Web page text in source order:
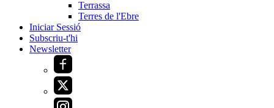
Terrassa
Terres de l'Ebre
Iniciar Sessió
Subscriu-t'hi
Newsletter